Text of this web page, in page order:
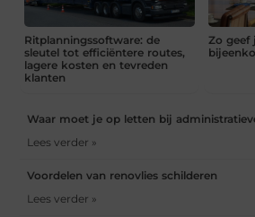
Ritplanningssoftware: de
sleutel tot efficiëntere routes,
lagere kosten en tevreden
klanten
Zo geef
Waar moet je op letten bij
Lees verder »
Voordelen van renovlies schilderen
Lees verder »